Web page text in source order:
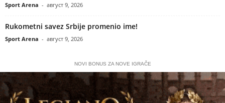
Sport Arena - август 9, 2026
Rukometni savez Srbije promenio ime!
Sport Arena - август 9, 2026
NOVI BONUS ZA NOVE IGRAČE